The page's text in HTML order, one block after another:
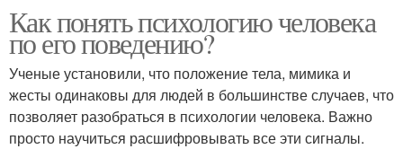
Как понять психологию человека
по его поведению?
Ученые установили, что положение тела, мимика и
жесты одинаковы для людей в большинстве случаев, что
позволяет разобраться в психологии человека. Важно
просто научиться расшифровывать все эти сигналы.